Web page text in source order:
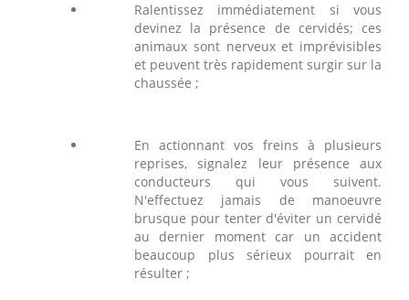
Ralentissez immédiatement si vous
devinez la présence de cervidés; ces
animaux sont nerveux et imprévisibles
et peuvent très rapidement surgir sur la
chaussée ;
En actionnant vos freins à plusieurs
reprises, signalez leur présence aux
conducteurs qui vous suivent.
N'effectuez jamais de manoeuvre
brusque pour tenter d'éviter un cervidé
au dernier moment car un accident
beaucoup plus sérieux pourrait en
résulter ;